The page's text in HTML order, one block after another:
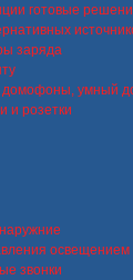
готовые
заряда
домофоны, умный
и розетки
освещением
звонки